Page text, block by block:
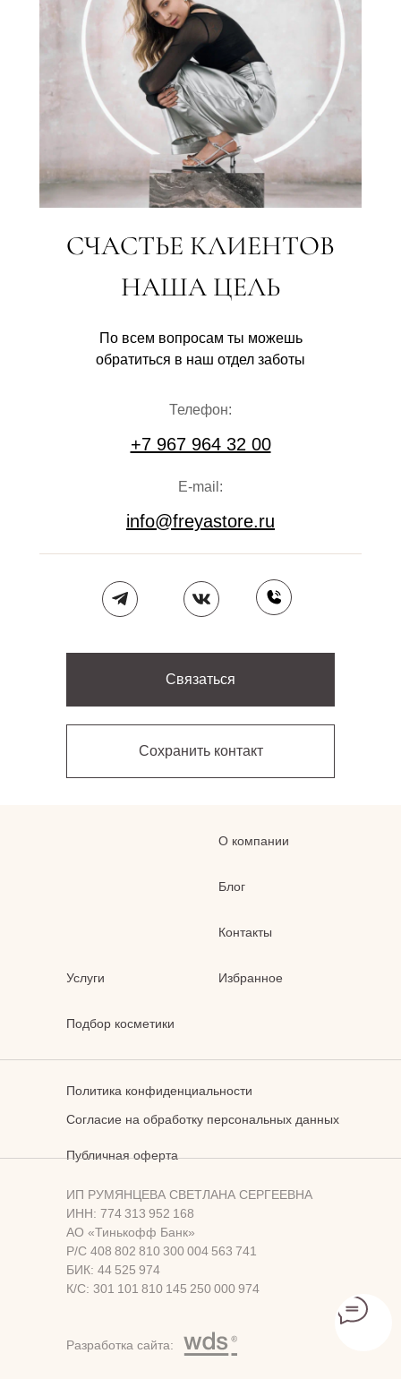
СЧАСТЬЕ КЛИЕНТОВ
НАША ЦЕЛЬ
По всем вопросам ты можешь
обратиться в наш отдел заботы
Телефон:
+7 967 964 32 00
E-mail:
info@freyastore.ru
Связаться
Сохранить контакт
Услуги
Подбор косметики
О компании
Блог
Контакты
Избранное
ИП РУМЯНЦЕВА СВЕТЛАНА СЕРГЕЕВНА
ИНН: 774 313 952 168
АО «Тинькофф Банк»
Р/С 408 802 810 300 004 563 741
БИК: 44 525 974
К/С: 301 101 810 145 250 000 974
Политика конфиденциальности
Публичная оферта
Согласие на обработку персональных данных
Разработка сайта: